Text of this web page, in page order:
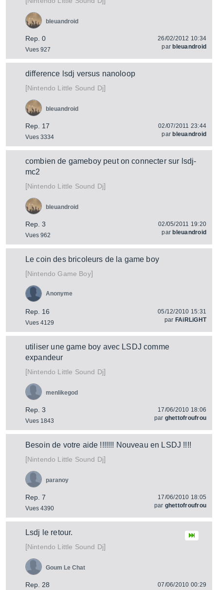
Rep. 0
Vues 927
bleuandroid
26/02/2012 10:34
par bleuandroid
difference lsdj versus nanoloop
[Nintendo Little Sound Dj]
Rep. 17
Vues 3334
bleuandroid
02/07/2011 23:44
par bleuandroid
combien de gameboy peut on connecter sur lsdj-
mc2
[Nintendo Little Sound Dj]
Rep. 3
Vues 962
bleuandroid
02/05/2011 19:20
par bleuandroid
Le coin des bricoleurs de la game boy
[Nintendo Game Boy]
Rep. 16
Vues 4129
Anonyme
05/12/2010 15:31
par FAiRLiGHT
utiliser une game boy avec LSDJ comme
expandeur
[Nintendo Little Sound Dj]
Rep. 3
Vues 1843
menlikegod
17/06/2010 18:06
par ghettofroufrou
Besoin de votre aide !!!!!!! Nouveau en LSDJ !!!!
[Nintendo Little Sound Dj]
Rep. 7
Vues 4390
paranoy
17/06/2010 18:05
par ghettofroufrou
Lsdj le retour.
[Nintendo Little Sound Dj]
Rep. 28
Goum Le Chat
07/06/2010 00:29